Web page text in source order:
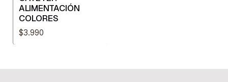
ALIMENTACIÓN
COLORES
$3.990